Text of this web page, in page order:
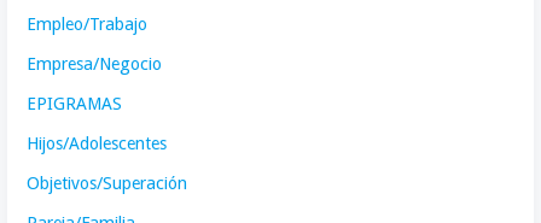
Empleo/Trabajo
Empresa/Negocio
EPIGRAMAS
Hijos/Adolescentes
Objetivos/Superación